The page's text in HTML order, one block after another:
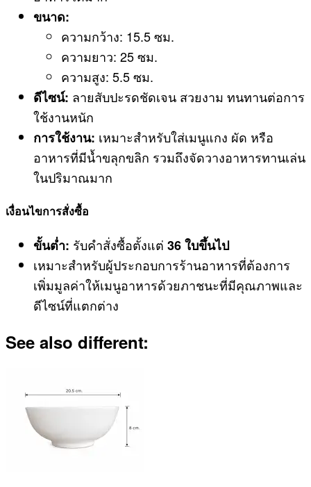
ขนาด:
ความกว้าง: 15.5 ซม.
ความยาว: 25 ซม.
ความสูง: 5.5 ซม.
ดีไซน์: ลายสับปะรดชัดเจน สวยงาม ทนทานต่อการ
ใช้งานหนัก
การใช้งาน: เหมาะสำหรับใส่เมนูแกง ผัด หรือ
อาหารที่มีน้ำขลุกขลิก รวมถึงจัดวางอาหารทานเล่น
ในปริมาณมาก
เงื่อนไขการสั่งซื้อ
ขั้นต่ำ: รับคำสั่งซื้อตั้งแต่ 36 ใบขึ้นไป
เหมาะสำหรับผู้ประกอบการร้านอาหารที่ต้องการ
เพิ่มมูลค่าให้เมนูอาหารด้วยภาชนะที่มีคุณภาพและ
ดีไซน์ที่แตกต่าง
See also different: